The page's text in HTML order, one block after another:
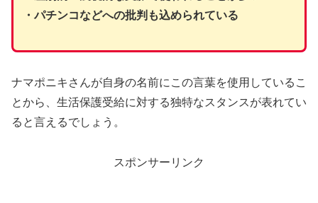
・パチンコなどへの批判も込められている
ナマポニキさんが自身の名前にこの言葉を使用しているこ
とから、生活保護受給に対する独特なスタンスが表れてい
ると言えるでしょう。
スポンサーリンク